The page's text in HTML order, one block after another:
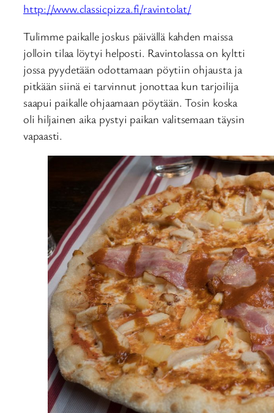
http://www.classicpizza.fi/ravintolat/
Tulimme paikalle joskus päivällä kahden maissa
jolloin tilaa löytyi helposti. Ravintolassa on kyltti
jossa pyydetään odottamaan pöytiin ohjausta ja
pitkään siinä ei tarvinnut jonottaa kun tarjoilija
saapui paikalle ohjaamaan pöytään. Tosin koska
oli hiljainen aika pystyi paikan valitsemaan täysin
vapaasti.